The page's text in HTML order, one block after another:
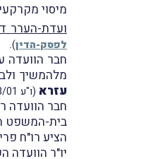
מיסוי
ועדת-הערר
לפסק-הדין)
.
חבר הוועדה
מלהמשיך
עזרא (ו"ע 1393/01)
חבר הוועדה
בית-המשפט
הציע רו"ח